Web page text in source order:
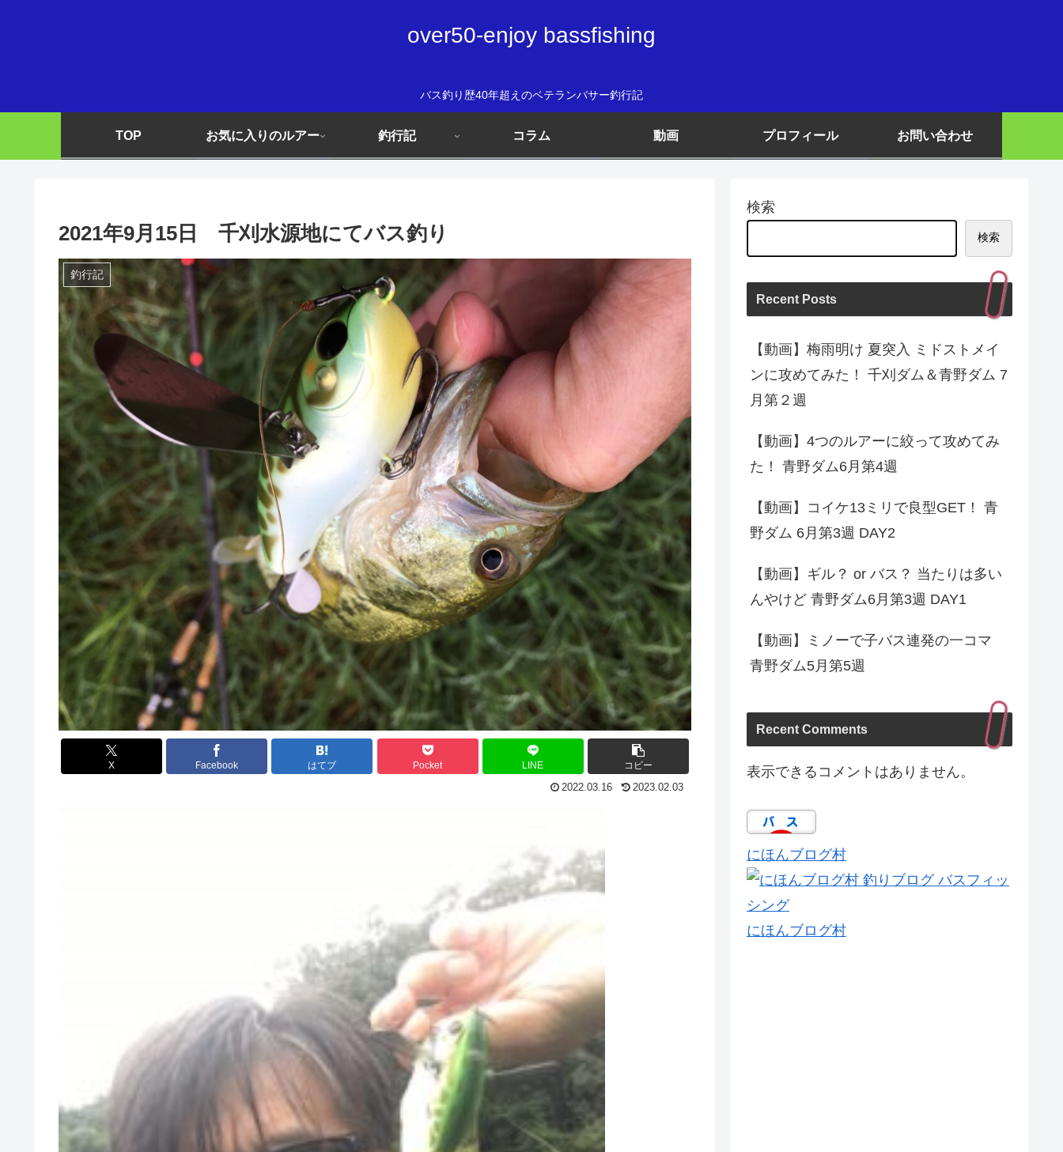
over50-enjoy bassfishing
バス釣り歴40年超えのベテランバサー釣行記
TOP お気に入りのルアー 釣行記 コラム 動画 プロフィール お問い合わせ
2021年9月15日 千刈水源地にてバス釣り
釣行記
X Facebook はてブ Pocket LINE コピー
2022.03.16 2023.02.03
検索
検索
Recent Posts
【動画】梅雨明け 夏突入 ミドストメイ
ンに攻めてみた！ 千刈ダム＆青野ダム 7
月第２週
【動画】4つのルアーに絞って攻めてみ
た！ 青野ダム6月第4週
【動画】コイケ13ミリで良型GET！ 青
野ダム 6月第3週 DAY2
【動画】ギル？ or バス？ 当たりは多い
んやけど 青野ダム6月第3週 DAY1
【動画】ミノーで子バス連発の一コマ
青野ダム5月第5週
Recent Comments
表示できるコメントはありません。
にほんブログ村
にほんブログ村